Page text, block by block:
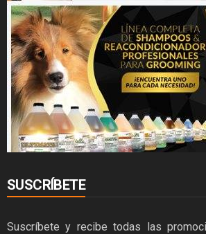
SUSCRÍBETE
Suscríbete y recibe todas las